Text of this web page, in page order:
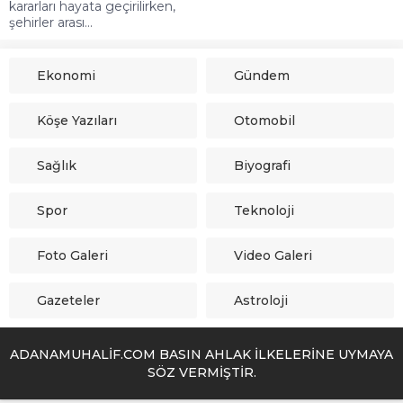
kararları hayata geçirilirken,
şehirler arası...
Ekonomi Gündem
Köşe Yazıları Otomobil
Sağlık Biyografi
Spor Teknoloji
Foto Galeri Video Galeri
Gazeteler Astroloji
ADANAMUHALİF.COM BASIN AHLAK İLKELERİNE UYMAYA
SÖZ VERMİŞTİR.